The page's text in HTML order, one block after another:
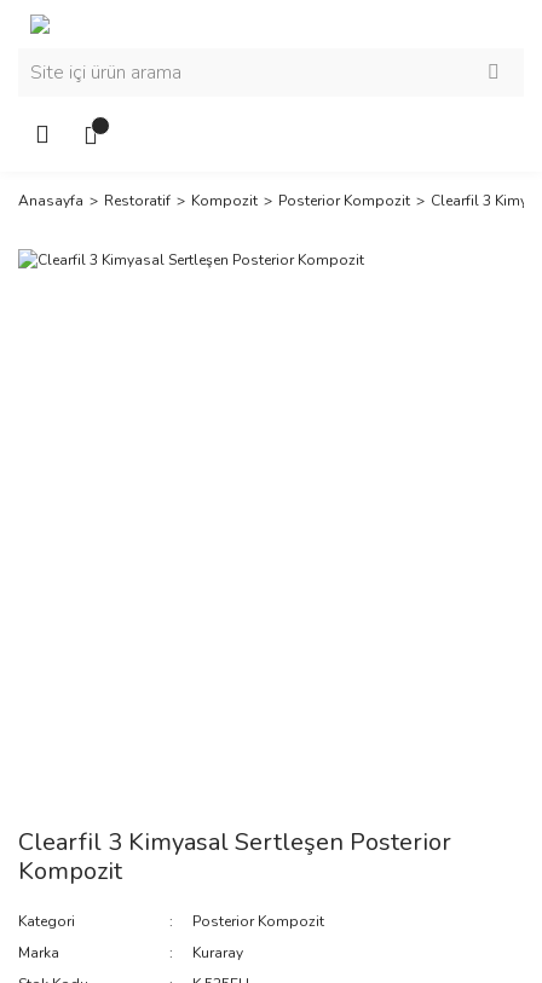
Anasayfa Restoratif Kompozit Posterior Kompozit Clearfil 3
Clearfil 3 Kimyasal Sertleşen Posterior
Kompozit
Kategori
Posterior Kompozit
Marka
Kuraray